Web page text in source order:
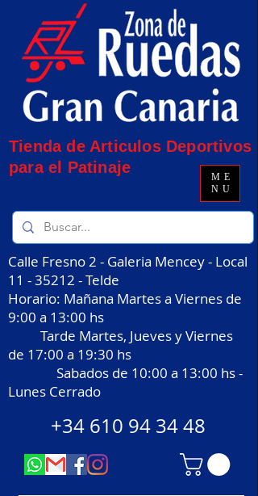
Tienda de Articulos Deportivos
para el Patinaje
ME
NU
+34 610 94 34 48
Calle Fresno 2 - Galeria Mencey - Local
11 - 35212 - Telde
Horario: Mañana Martes a Viernes de
9:00 a 13:00 hs
Tarde Martes, Jueves y Viernes
de 17:00 a 19:30 hs
Sabados de 10:00 a 13:00 hs -
Lunes Cerrado